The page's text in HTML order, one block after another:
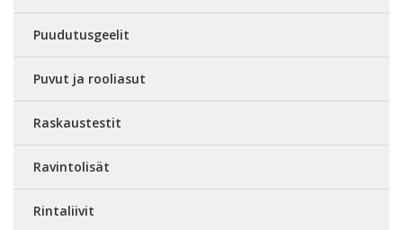
Puudutusgeelit
Puvut ja rooliasut
Raskaustestit
Ravintolisät
Rintaliivit